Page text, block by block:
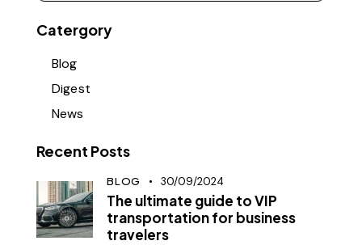
Catergory
Blog
Digest
News
Recent Posts
BLOG 30/09/2024
The ultimate guide to VIP
transportation for business
travelers